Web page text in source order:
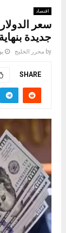
اقتصاد
سعر
جديدة
by محرر الخليج
SHARE